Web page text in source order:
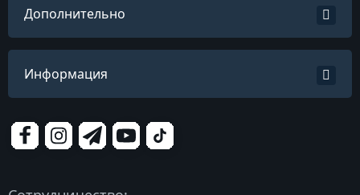
Дополнительно
Информация